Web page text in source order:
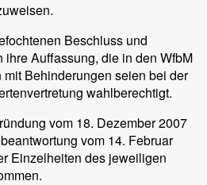
Beschluss und
ihre Auffassung, die in den WfbM
Behinderungen seien bei der
wahlberechtigt.
vom 18. Dezember 2007
vom 14. Februar
Einzelheiten des jeweiligen